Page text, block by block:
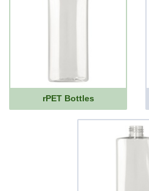
rPET Bottles